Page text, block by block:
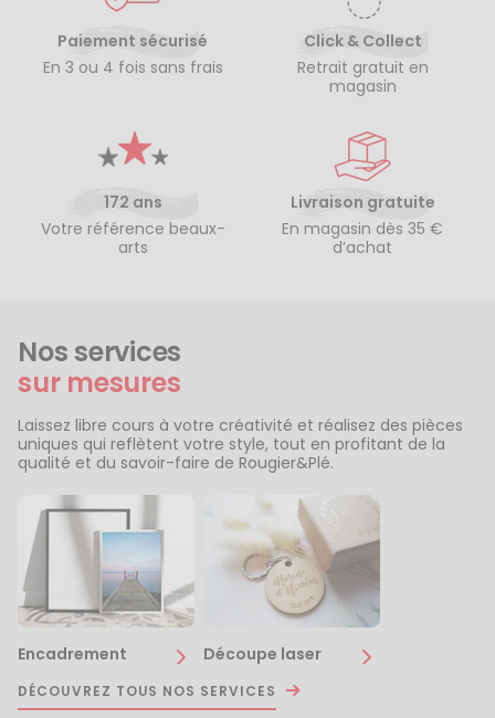
Paiement sécurisé
En 3 ou 4 fois sans frais
Click & Collect
Retrait gratuit en
magasin
172 ans
Votre référence beaux-
arts
Livraison gratuite
En magasin dès 35 €
d’achat
Nos services
sur mesures
Laissez libre cours à votre créativité et réalisez des pièces
uniques qui reflètent votre style, tout en profitant de la
qualité et du savoir-faire de Rougier&Plé.
Encadrement Découpe laser
DÉCOUVREZ TOUS NOS SERVICES